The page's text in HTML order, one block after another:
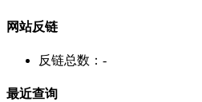
网站反链
反链总数： -
最近查询